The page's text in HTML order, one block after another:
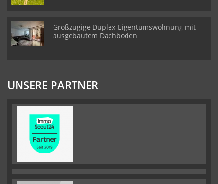
Großzügige Duplex-Eigentumswohnung mit
ausgebautem Dachboden
UNSERE PARTNER